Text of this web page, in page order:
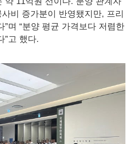
비 증가분이 반영됐지만, 프리
”며 “분양 평균 가격보다 저렴한
”고 했다.